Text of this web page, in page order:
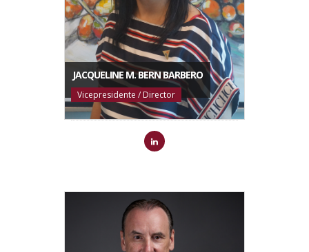
JACQUELINE M. BERN BARBERO
Vicepresidente / Director